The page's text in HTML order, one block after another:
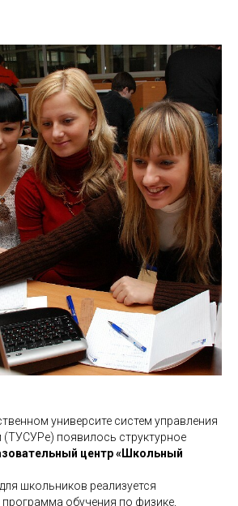
университе систем управления
(ТУСУРе) появилось структурное
центр «Школьный
школьников реализуется
обучения по физике,